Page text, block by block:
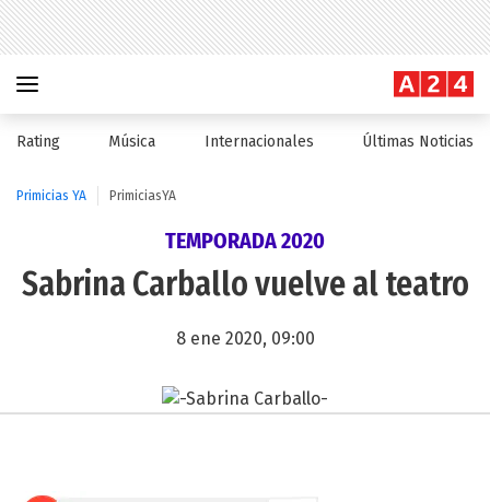
Rating Música Internacionales Últimas Noticias
Primicias YA PrimiciasYA
TEMPORADA 2020
Sabrina Carballo vuelve al teatro
8 ene 2020, 09:00